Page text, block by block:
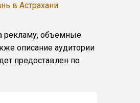
в Астрахани
рекламу, объемные
описание аудитории
предоставлен по